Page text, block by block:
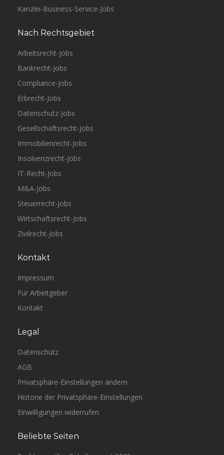
Kanzlei-Business-Service-Jobs
Nach Rechtsgebiet
Arbeitsrecht-Jobs
Bankrecht-Jobs
Compliance-Jobs
Erbrecht-Jobs
Datenschutz-Jobs
Gesellschaftsrecht-Jobs
Immobilienrecht-Jobs
Insolvenzrecht-Jobs
IT-Recht-Jobs
M&A-Jobs
Steuerrecht-Jobs
Wirtschaftsrecht-Jobs
Zivilrecht-Jobs
Kontakt
Impressum
Für Arbeitgeber
Kontakt
Legal
Datenschutz
AGB
Privatsphäre-Einstellungen ändern
Historie der Privatsphäre-Einstellungen
Einwilligungen widerrufen
Beliebte Seiten